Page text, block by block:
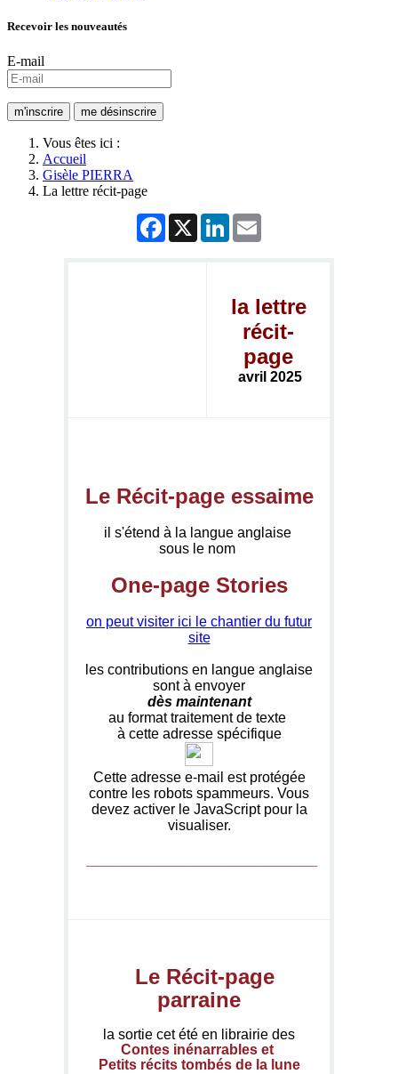
Recevoir les nouveautés
E-mail
Vous êtes ici :
Accueil
Gisèle PIERRA
La lettre récit-page
Facebook
X LinkedIn
la lettre
récit-
page
avril 2025
Le Récit-page essaime
il s'étend à la langue anglaise
sous le nom
One-page Stories
on peut visiter ici le chantier du futur
site
les contributions en langue anglaise
sont à envoyer
dès maintenant
au format traitement de texte
à cette adresse spécifique
Cette adresse e-mail est protégée
contre les robots spammeurs. Vous
devez activer le JavaScript pour la
visualiser.
Le Récit-page
parraine
la sortie cet été en librairie des
Contes inénarrables et
Petits récits tombés de la lune